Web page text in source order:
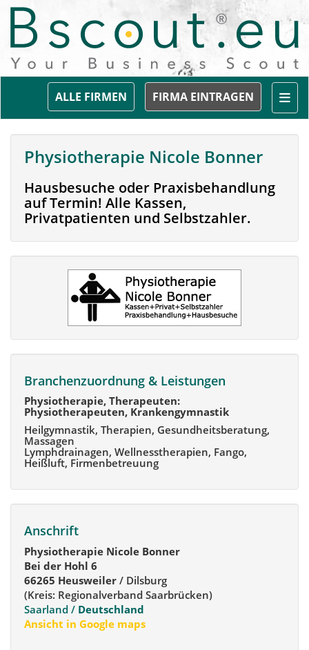
FIRMA EINTRAGEN
ALLE FIRMEN
Physiotherapie Nicole Bonner
Hausbesuche oder Praxisbehandlung
auf Termin! Alle Kassen,
Privatpatienten und Selbstzahler.
Branchenzuordnung & Leistungen
Physiotherapie, Therapeuten:
Physiotherapeuten, Krankengymnastik
Heilgymnastik, Therapien, Gesundheitsberatung,
Massagen
Lymphdrainagen, Wellnesstherapien, Fango,
Heißluft, Firmenbetreuung
Anschrift
Physiotherapie Nicole Bonner
Bei der Hohl 6
66265 Heusweiler / Dilsburg
(Kreis: Regionalverband Saarbrücken)
Saarland / Deutschland
Ansicht in Google maps